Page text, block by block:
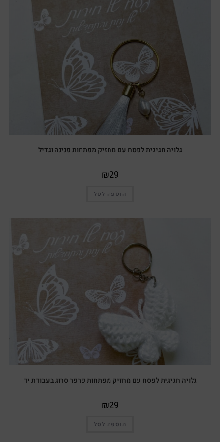
גלויה חגיגית לפסח עם מחזיק מפתחות פנינה וגדיל
₪29
הוספה לסל
גלויה חגיגית לפסח עם מחזיק מפתחות פרפר סרוג בעבודת יד
₪29
הוספה לסל